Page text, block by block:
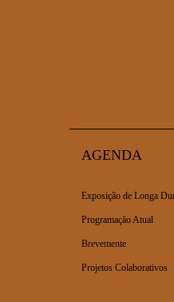
AGENDA
Exposição de Longa
Programação Atual
Brevemente
Projetos Colaborativos